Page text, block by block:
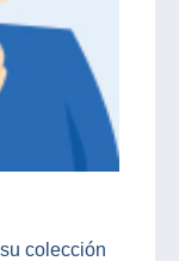
colección